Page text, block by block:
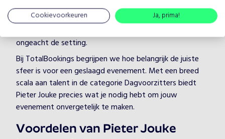
categorie Dagvoorzitters, die je evenement naar een
hoger niveau tilt. Pieter Jouke heeft jarenlange ervaring
ongeacht de setting.
Bij TotalBookings begrijpen we hoe belangrijk de juiste
sfeer is voor een geslaagd evenement. Met een breed
scala aan talent in de categorie Dagvoorzitters biedt
Pieter Jouke precies wat je nodig hebt om jouw
evenement onvergetelijk te maken.
Voordelen van Pieter Jouke
Cookievoorkeuren Ja, prima!